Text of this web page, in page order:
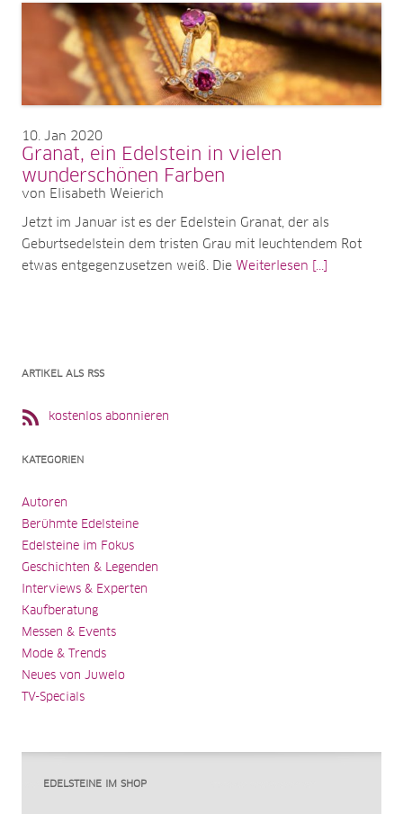
10 Jan 2020
Granat, ein Edelstein in vielen
wunderschönen Farben
von Elisabeth Weierich
Jetzt im Januar ist es der Edelstein Granat, der als
Geburtsedelstein dem tristen Grau mit leuchtendem Rot
etwas entgegenzusetzen weiß. Die Weiterlesen [...]
ARTIKEL ALS RSS
kostenlos abonnieren
KATEGORIEN
Autoren
Berühmte Edelsteine
Edelsteine im Fokus
Geschichten & Legenden
Interviews & Experten
Kaufberatung
Messen & Events
Mode & Trends
Neues von Juwelo
TV-Specials
EDELSTEINE IM SHOP